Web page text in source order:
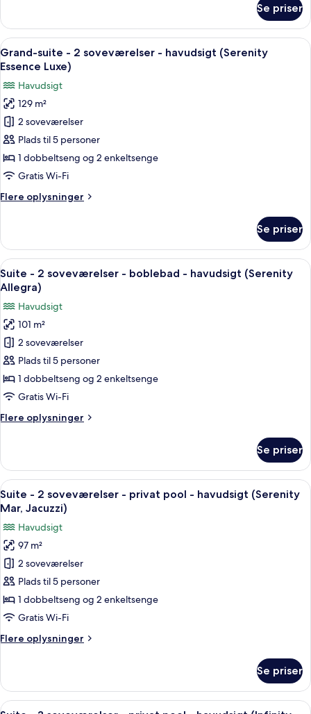
-
soveværelser
-
(Serenity
Bliss)
Se priser
Indlæs
alle
af
Grand-
suite
-
2
soveværelser
havudsigt
Luxe)
En moderne stue med sofa, fjernsyn
13
Grand-suite - 2 soveværelser - havudsigt (Serenity
Essence Luxe)
Havudsigt
129 m²
2 soveværelser
Plads til 5 personer
1 dobbeltseng og 2 enkeltsenge
Gratis Wi-Fi
Flere oplysninger
Flere
suite
2
soveværelser
havudsigt
(Serenity
Essence
Luxe)
Se priser
Indlæs
alle
billeder
af
Suite
-
2
soveværelser
-
-
Allegra)
En moderne balkon med pool,
17
Suite - 2 soveværelser - boblebad - havudsigt (Serenity
Allegra)
Havudsigt
101 m²
2 soveværelser
Plads til 5 personer
1 dobbeltseng og 2 enkeltsenge
Gratis Wi-Fi
Flere oplysninger
Flere
-
soveværelser
-
boblebad
-
havudsigt
(Serenity
Allegra)
Se priser
Indlæs
alle
billeder
af
Suite
-
2
soveværelser
-
pool
(Serenity
Mar,
En moderne stue med stort vindue,
13
Suite - 2 soveværelser - privat pool - havudsigt (Serenity
Mar, Jacuzzi)
Havudsigt
97 m²
2 soveværelser
Plads til 5 personer
1 dobbeltseng og 2 enkeltsenge
Gratis Wi-Fi
Flere oplysninger
Flere
-
Se priser
Indlæs
Et poolområde med liggestole, et